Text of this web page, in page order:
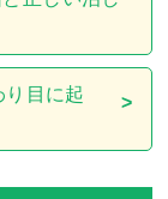
り目に起